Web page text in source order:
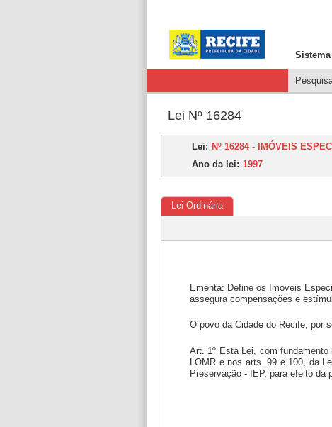
Lei Nº 16284
Lei: Nº 16284 - IMÓVEIS
Ano da lei: 1997
Lei Ordinária
Ementa: Define os Imóveis
assegura compensações e
O povo da Cidade do Recife, por
Art. 1º Esta Lei, com
LOMR e nos arts. 99 e 100, da
Preservação - IEP, para efeito